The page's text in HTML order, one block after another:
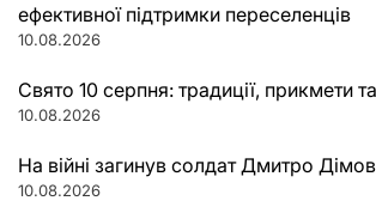
ефективної підтримки переселенців
10.08.2026
Свято 10 серпня: традиції, прикмети
10.08.2026
На війні загинув солдат Дмитро
10.08.2026